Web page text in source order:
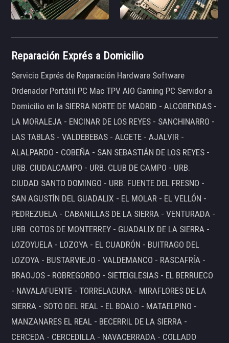
Reparación Exprés a Domicilio
Servicio Exprés de Reparación Hardware Software
Ordenador Portátil PC Mac TPV AIO Gaming PC Servidor a
Domicilio en la SIERRA NORTE DE MADRID - ALCOBENDAS -
LA MORALEJA - ENCINAR DE LOS REYES - SANCHINARRO -
LAS TABLAS - VALDEBEBAS - ALGETE - AJALVIR -
ALALPARDO - COBEÑA - SAN SEBASTIÁN DE LOS REYES -
URB. CIUDALCAMPO - URB. CLUB DE CAMPO - URB.
CIUDAD SANTO DOMINGO - URB. FUENTE DEL FRESNO -
SAN AGUSTÍN DEL GUADALIX - EL MOLAR - EL VELLÓN -
PEDREZUELA - CABANILLAS DE LA SIERRA - VENTURADA -
URB. COTOS DE MONTERREY - GUADALIX DE LA SIERRA -
LOZOYUELA - LOZOYA - EL CUADRÓN - BUITRAGO DEL
LOZOYA - BUSTARVIEJO - VALDEMANCO - RASCAFRÍA -
BRAOJOS - ROBREGORDO - SIETEIGLESIAS - EL BERRUECO
- NAVALAFUENTE - TORRELAGUNA - MIRAFLORES DE LA
SIERRA - SOTO DEL REAL - EL BOALO - MATAELPINO -
MANZANARES EL REAL - BECERRIL DE LA SIERRA -
CERCEDA - CERCEDILLA - NAVACERRADA - COLLADO